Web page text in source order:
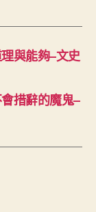
與能夠–文史
措辭的魔鬼–